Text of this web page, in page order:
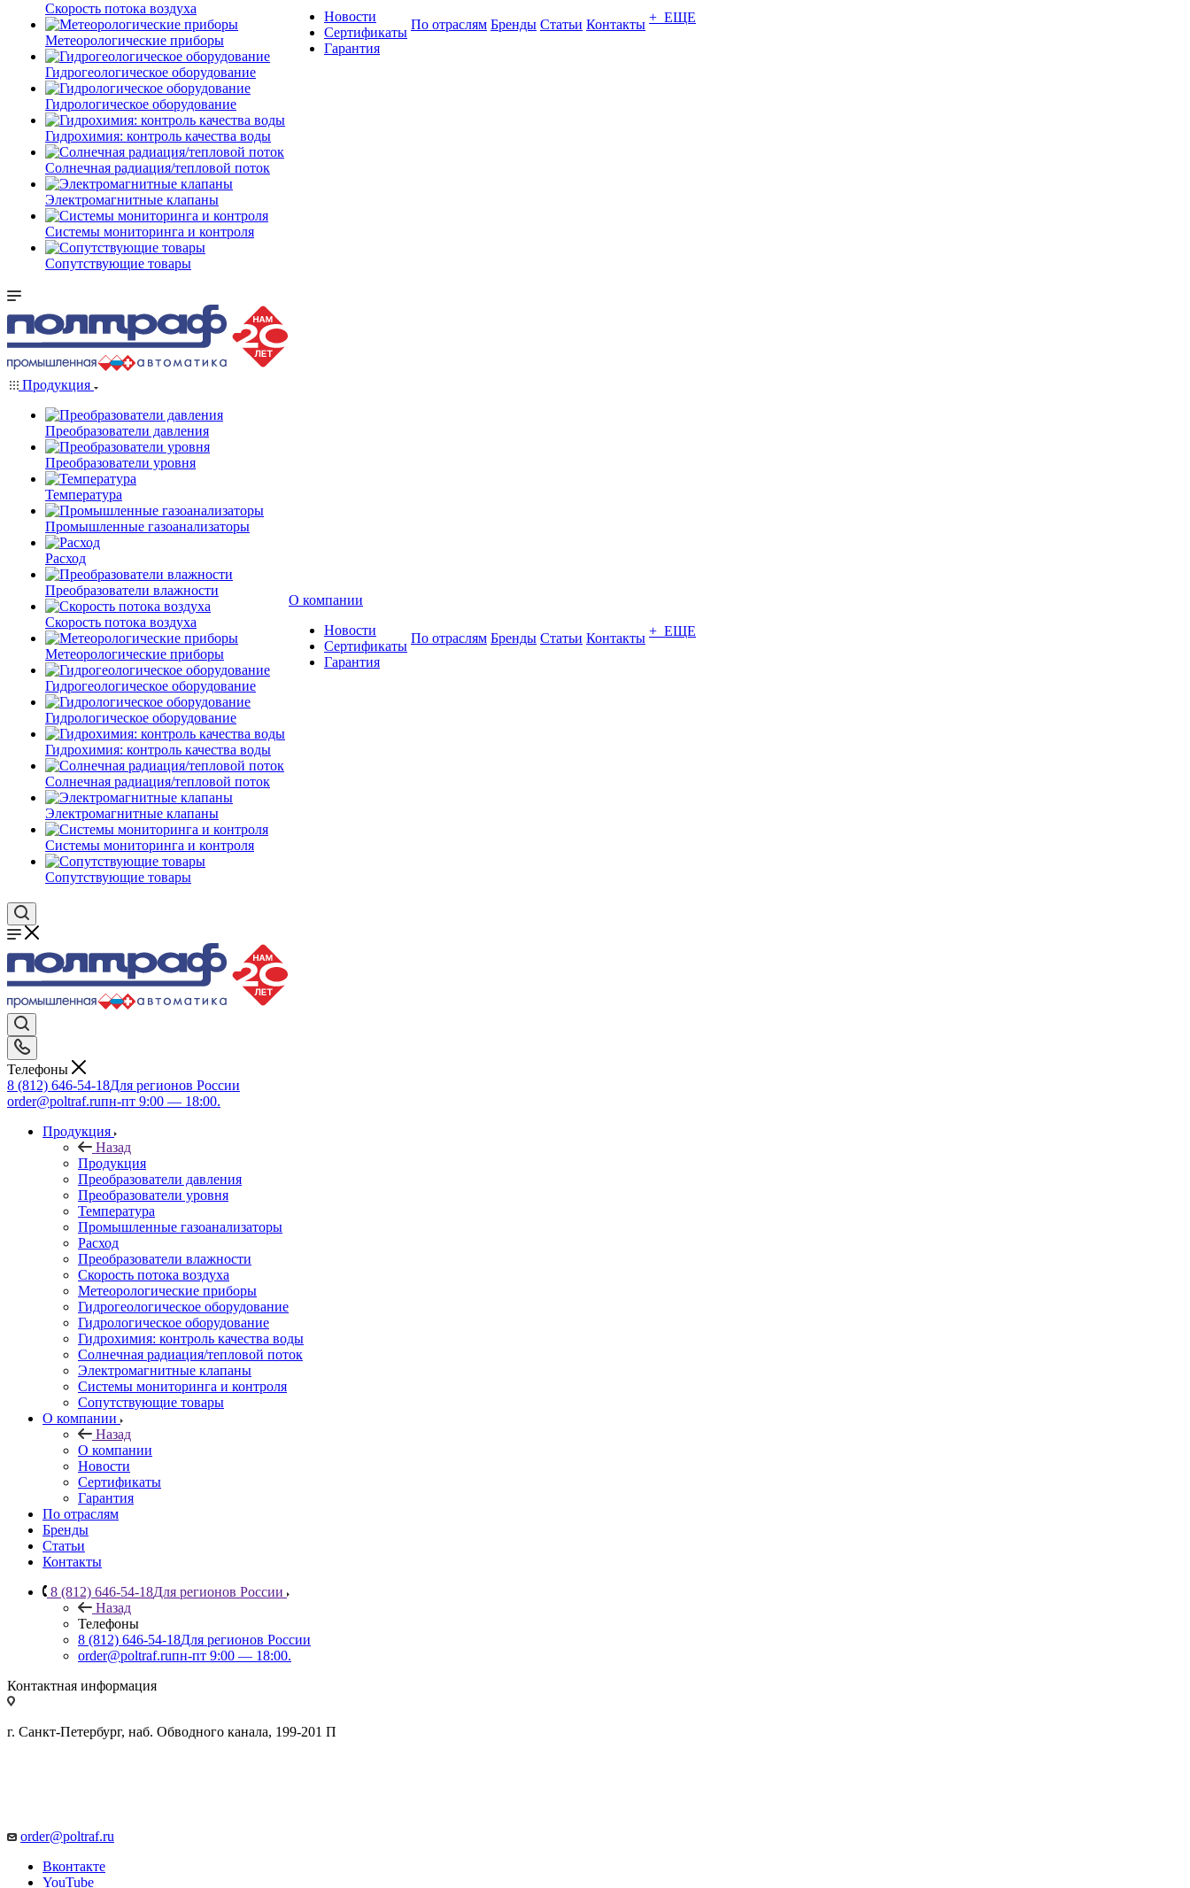
Скорость потока воздуха
Метеорологические приборы
Гидрогеологическое оборудование
Гидрологическое оборудование
Гидрохимия: контроль качества воды
Солнечная радиация/тепловой поток
Электромагнитные клапаны
Системы мониторинга и контроля
Сопутствующие товары
Новости
Сертификаты
Гарантия
По отраслям Бренды Статьи Контакты + ЕЩЕ
Продукция
Преобразователи давления
Преобразователи уровня
Температура
Промышленные газоанализаторы
Расход
Преобразователи влажности
Скорость потока воздуха
Метеорологические приборы
Гидрогеологическое оборудование
Гидрологическое оборудование
Гидрохимия: контроль качества воды
Солнечная радиация/тепловой поток
Электромагнитные клапаны
Системы мониторинга и контроля
Сопутствующие товары
О компании
Новости
Сертификаты
Гарантия
По отраслям Бренды Статьи Контакты + ЕЩЕ
Телефоны
8 (812) 646-54-18Для регионов России
order@poltraf.ruпн-пт 9:00 — 18:00.
Продукция
Назад
Продукция
Преобразователи давления
Преобразователи уровня
Температура
Промышленные газоанализаторы
Расход
Преобразователи влажности
Скорость потока воздуха
Метеорологические приборы
Гидрогеологическое оборудование
Гидрологическое оборудование
Гидрохимия: контроль качества воды
Солнечная радиация/тепловой поток
Электромагнитные клапаны
Системы мониторинга и контроля
Сопутствующие товары
О компании
Назад
О компании
Новости
Сертификаты
Гарантия
По отраслям
Бренды
Статьи
Контакты
8 (812) 646-54-18Для регионов России
Назад
Телефоны
8 (812) 646-54-18Для регионов России
order@poltraf.ruпн-пт 9:00 — 18:00.
Контактная информация
г. Санкт-Петербург, наб. Обводного канала, 199-201 П
order@poltraf.ru
Вконтакте
YouTube